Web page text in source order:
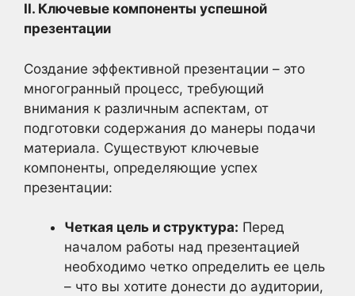
II. Ключевые компоненты успешной
презентации
Создание эффективной презентации – это
многогранный процесс, требующий
внимания к различным аспектам, от
подготовки содержания до манеры подачи
материала. Существуют ключевые
компоненты, определяющие успех
презентации:
Четкая цель и структура: Перед
началом работы над презентацией
необходимо четко определить ее цель
– что вы хотите донести до аудитории,